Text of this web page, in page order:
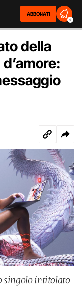
ABBONATI
2
della
singolo intitolato